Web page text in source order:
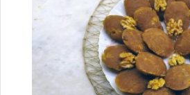
Zeytinyağlı
Kabak Dolması
Zeytinyağlı
Dizme Bamya